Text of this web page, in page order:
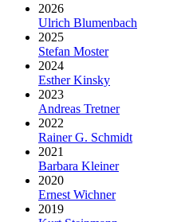
2026
Ulrich Blumenbach
2025
Stefan Moster
2024
Esther Kinsky
2023
Andreas Tretner
2022
Rainer G. Schmidt
2021
Barbara Kleiner
2020
Ernest Wichner
2019